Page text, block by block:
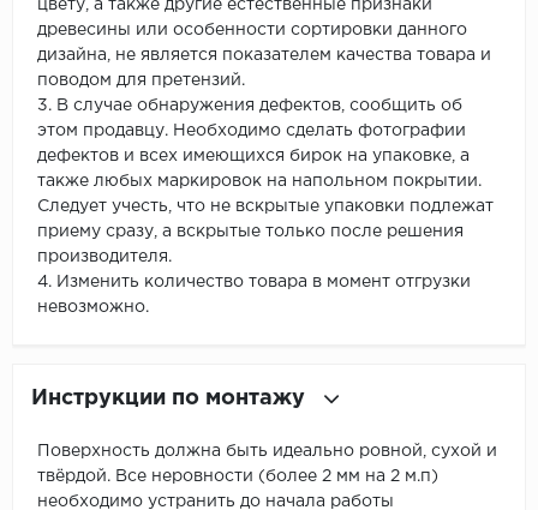
цвету, а также другие естественные признаки
древесины или особенности сортировки данного
дизайна, не является показателем качества товара и
поводом для претензий.
3. В случае обнаружения дефектов, сообщить об
этом продавцу. Необходимо сделать фотографии
дефектов и всех имеющихся бирок на упаковке, а
также любых маркировок на напольном покрытии.
Следует учесть, что не вскрытые упаковки подлежат
приему сразу, а вскрытые только после решения
производителя.
4. Изменить количество товара в момент отгрузки
невозможно.
Инструкции по монтажу
Поверхность должна быть идеально ровной, сухой и
твёрдой. Все неровности (более 2 мм на 2 м.п)
необходимо устранить до начала работы